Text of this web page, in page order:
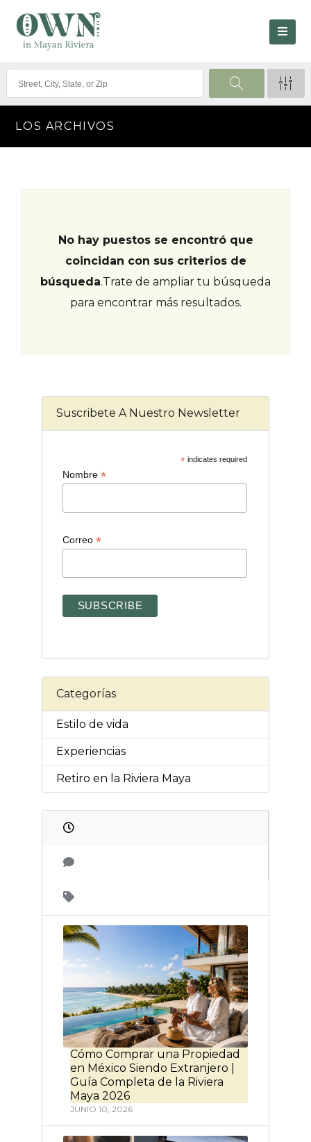
LOS ARCHIVOS
No hay puestos se encontró que
coincidan con sus criterios de
búsqueda.Trate de ampliar tu búsqueda
para encontrar más resultados.
Suscribete A Nuestro Newsletter
*indicates required
Nombre *
Correo *
Categorías
Estilo de vida
Experiencias
Retiro en la Riviera Maya
Cómo Comprar una Propiedad
en México Siendo Extranjero |
Guía Completa de la Riviera
Maya 2026
JUNIO 10, 2026